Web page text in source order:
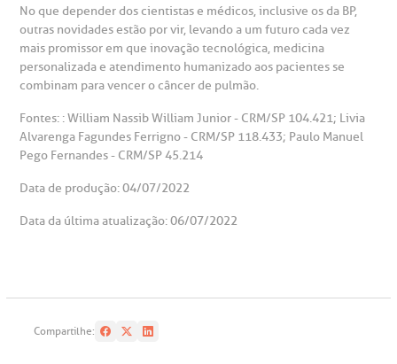
No que depender dos cientistas e médicos, inclusive os da BP,
outras novidades estão por vir, levando a um futuro cada vez
mais promissor em que inovação tecnológica, medicina
personalizada e atendimento humanizado aos pacientes se
combinam para vencer o câncer de pulmão.
Fontes: : William Nassib William Junior - CRM/SP 104.421; Livia
Alvarenga Fagundes Ferrigno - CRM/SP 118.433; Paulo Manuel
Pego Fernandes - CRM/SP 45.214
Data de produção: 04/07/2022
Data da última atualização: 06/07/2022
Compartilhe: